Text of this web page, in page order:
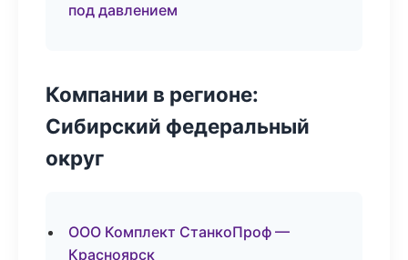
под давлением
Компании в регионе:
Сибирский федеральный
округ
ООО Комплект СтанкоПроф —
Красноярск